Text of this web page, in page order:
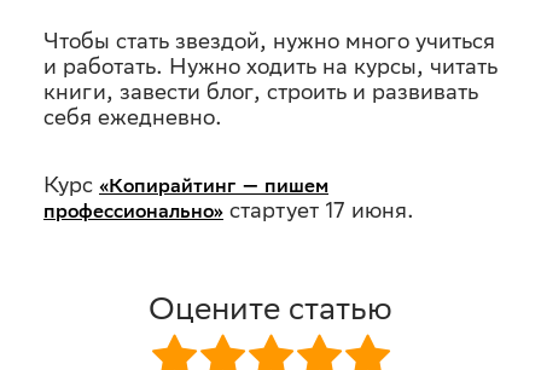
Чтобы стать звездой, нужно много учиться
и работать. Нужно ходить на курсы, читать
книги, завести блог, строить и развивать
себя ежедневно.
Курс «Копирайтинг — пишем
профессионально» стартует 17 июня.
Оцените статью